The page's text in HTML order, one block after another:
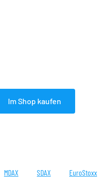
Im Shop kaufen
MDAX SDAX EuroStoxx